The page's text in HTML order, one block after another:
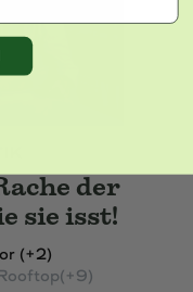
der
sie isst!
(+2)
(+9)